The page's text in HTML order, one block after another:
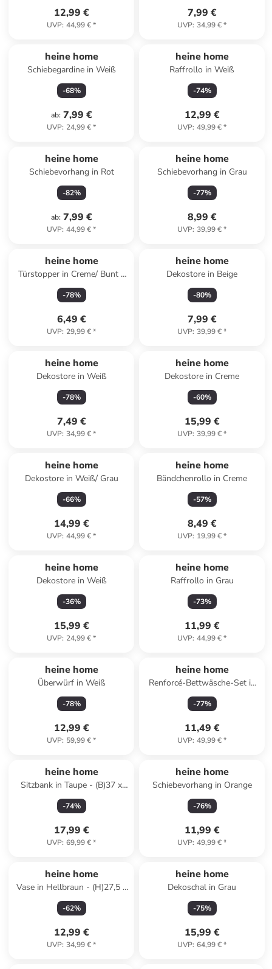
12,99 €
UVP: 44,99 €*
7,99 €
UVP: 34,99 €*
heine home
Schiebegardine in Weiß
-68%
ab: 7,99 €
UVP: 24,99 €*
heine home
Raffrollo in Weiß
-74%
12,99 €
UVP: 49,99 €*
heine home
Schiebevorhang in Rot
-82%
ab: 7,99 €
UVP: 44,99 €*
heine home
Schiebevorhang in Grau
-77%
8,99 €
UVP: 39,99 €*
heine home
Türstopper in Creme/ Bunt -
(B)33 x (H)24 x (T)10 cm
-78%
6,49 €
UVP: 29,99 €*
heine home
Dekostore in Beige
-80%
7,99 €
UVP: 39,99 €*
heine home
Dekostore in Weiß
-78%
7,49 €
UVP: 34,99 €*
heine home
Dekostore in Creme
-60%
15,99 €
UVP: 39,99 €*
heine home
Dekostore in Weiß/ Grau
-66%
14,99 €
UVP: 44,99 €*
heine home
Bändchenrollo in Creme
-57%
8,49 €
UVP: 19,99 €*
heine home
Dekostore in Weiß
-36%
15,99 €
UVP: 24,99 €*
heine home
Raffrollo in Grau
-73%
11,99 €
UVP: 44,99 €*
heine home
Überwürf in Weiß
-78%
12,99 €
UVP: 59,99 €*
heine home
Renforcé-Bettwäsche-Set in
Rot
-77%
11,49 €
UVP: 49,99 €*
heine home
Sitzbank in Taupe - (B)37 x
(H)36 x (T)41 cm
-74%
17,99 €
UVP: 69,99 €*
heine home
Schiebevorhang in Orange
-76%
11,99 €
UVP: 49,99 €*
heine home
Vase in Hellbraun - (H)27,5 x
Ø 22 cm
-62%
12,99 €
UVP: 34,99 €*
heine home
Dekoschal in Grau
-75%
15,99 €
UVP: 64,99 €*